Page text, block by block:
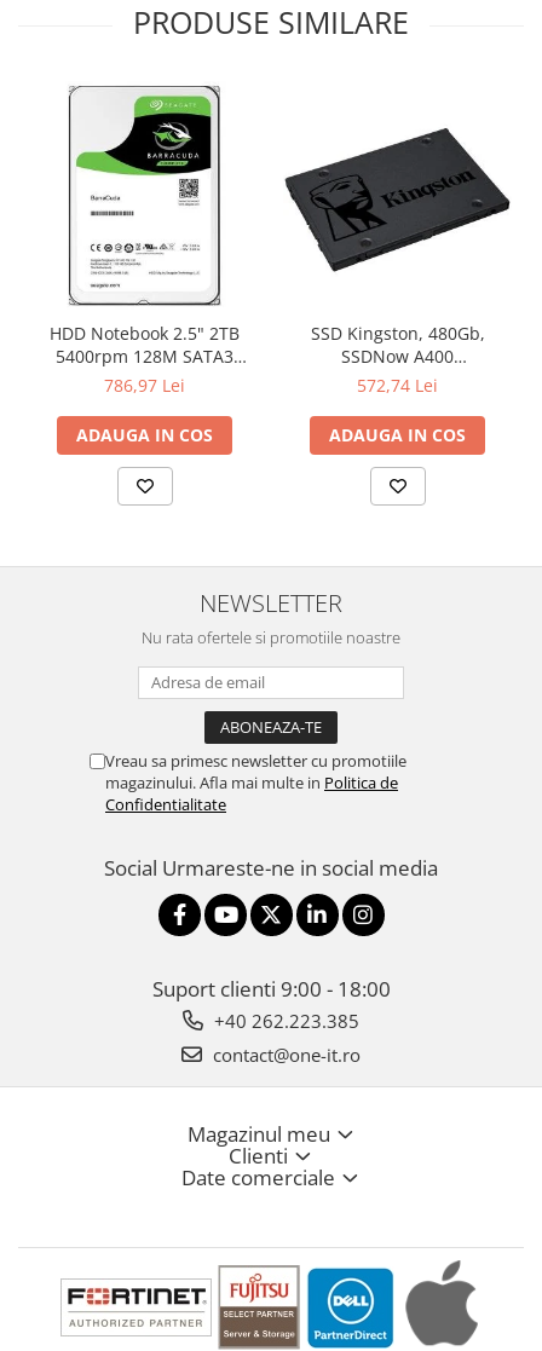
Retelistica & Supraveghere
Multifunctionale
Imprimante
Imprimante 3D
TV, Multimedia & Electronice
Televizoare & accesorii
Multiboard & Accessorii
Multimedia
Foto & Video
Cloud si Aplicatii SaaS
Sisteme Videoconferinta
Firewall
PRODUSE SIMILARE
HDD Notebook 2.5" 2TB
5400rpm 128M SATA3
SEAGATE
786,97 Lei
ADAUGA IN COS
SSD Kingston, 480Gb,
SSDNow A400
"SA400S37/480G"
572,74 Lei
ADAUGA IN COS
NEWSLETTER
Nu rata ofertele si promotiile noastre
Vreau sa primesc newsletter cu promotiile
magazinului. Afla mai multe in Politica de
Confidentialitate
Social Urmareste-ne in social media
Suport clienti 9:00 - 18:00
+40 262.223.385
contact@one-it.ro
Magazinul meu
Clienti
Date comerciale